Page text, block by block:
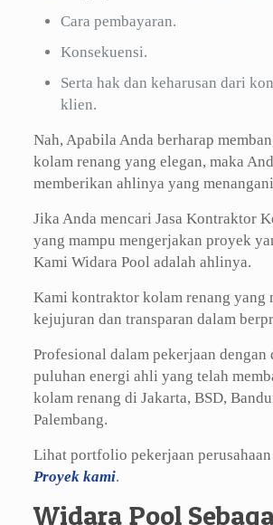
Cara pembayaran.
Konsekuensi.
Serta hak dan keharusan dari
klien.
Nah, Apabila Anda berharap
kolam renang yang elegan, maka
memberikan ahlinya yang
Jika Anda mencari Jasa Kontraktor
yang mampu mengerjakan proyek
Kami Widara Pool adalah ahlinya.
Kami kontraktor kolam renang yang
kejujuran dan transparan dalam
Profesional dalam pekerjaan dengan
puluhan energi ahli yang telah
kolam renang di Jakarta, BSD,
Palembang.
Lihat portfolio pekerjaan
Proyek kami.
Widara Pool